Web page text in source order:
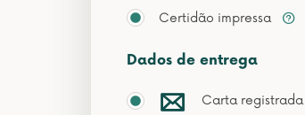
Certidão impressa
Dados de entrega
Carta registrada